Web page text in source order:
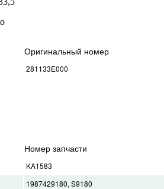
Оригинальный номер
281133E000
Номер запчасти
KA1583
1987429180, S9180